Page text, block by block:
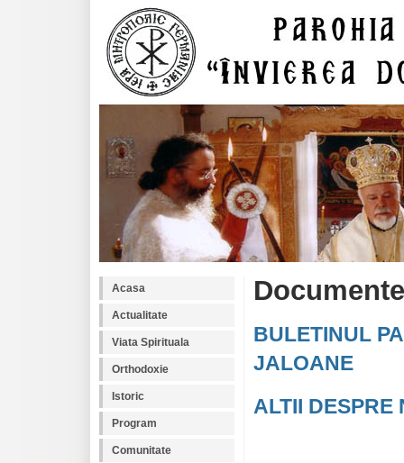
Acasa
Actualitate
Viata Spirituala
Orthodoxie
Istoric
Program
Comunitate
Documente
BULETINUL
JALOANE
ALTII DESPRE